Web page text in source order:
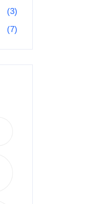
(3)
(7)